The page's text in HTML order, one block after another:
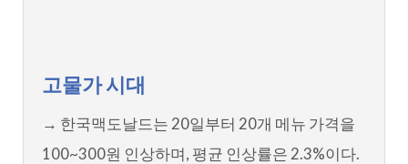
고물가 시대
→ 한국맥도날드는 20일부터 20개 메뉴 가격을
100~300원 인상하며, 평균 인상률은 2.3%이다.